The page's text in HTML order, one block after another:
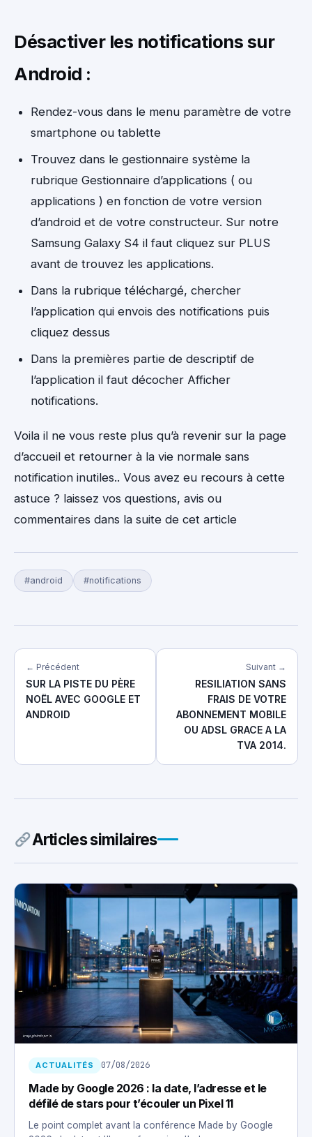
Désactiver les notifications sur
Android :
Rendez-vous dans le menu paramètre de votre
smartphone ou tablette
Trouvez dans le gestionnaire système la
rubrique Gestionnaire d’applications ( ou
applications ) en fonction de votre version
d’android et de votre constructeur. Sur notre
Samsung Galaxy S4 il faut cliquez sur PLUS
avant de trouvez les applications.
Dans la rubrique téléchargé, chercher
l’application qui envois des notifications puis
cliquez dessus
Dans la premières partie de descriptif de
l’application il faut décocher Afficher
notifications.
Voila il ne vous reste plus qu’à revenir sur la page
d’accueil et retourner à la vie normale sans
notification inutiles.. Vous avez eu recours à cette
astuce ? laissez vos questions, avis ou
commentaires dans la suite de cet article
#android #notifications
← Précédent
SUR LA PISTE DU PÈRE
NOËL AVEC GOOGLE ET
ANDROID
Suivant →
RESILIATION SANS
FRAIS DE VOTRE
ABONNEMENT MOBILE
OU ADSL GRACE A LA
TVA 2014.
Articles similaires
ACTUALITÉS 07/08/2026
Made by Google 2026 : la date, l’adresse et le
défilé de stars pour t’écouler un Pixel 11
Le point complet avant la conférence Made by Google